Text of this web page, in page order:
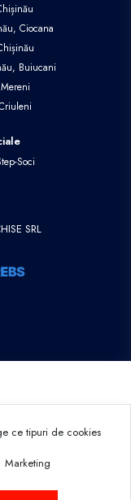
Ciocana
Buiucani
Soci
SRL
ce tipuri de cookies
Marketing